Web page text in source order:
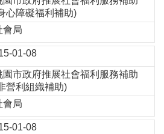
心障礙福利補助)
會局
01-08
園市政府推展社會福利服務補助
營利組織補助)
會局
01-08